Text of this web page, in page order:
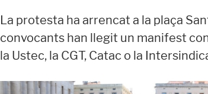
La protesta ha arrencat a la plaça
convocants han llegit un manifest
la Ustec, la CGT, Catac o la